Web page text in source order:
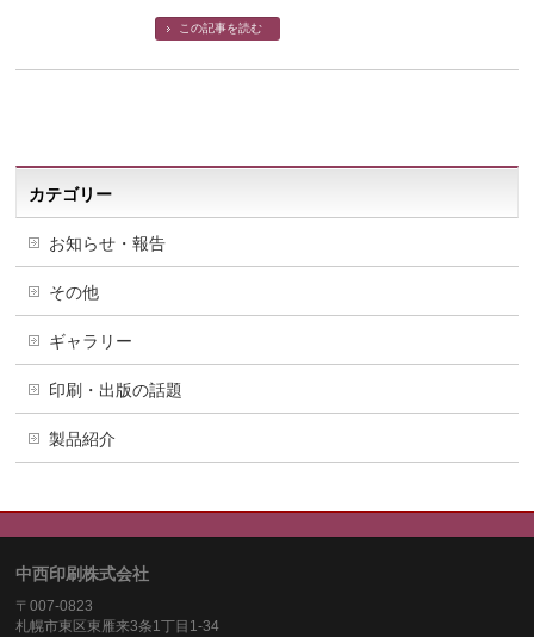
この記事を読む
カテゴリー
お知らせ・報告
その他
ギャラリー
印刷・出版の話題
製品紹介
中西印刷株式会社
〒007-0823
札幌市東区東雁来3条1丁目1-34